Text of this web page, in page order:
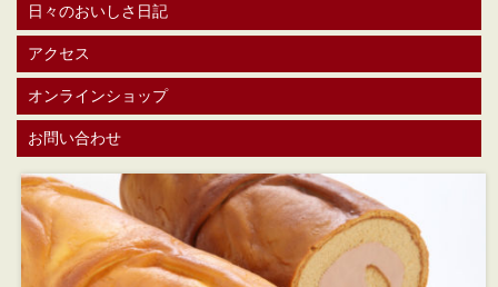
日々のおいしさ日記
アクセス
オンラインショップ
お問い合わせ